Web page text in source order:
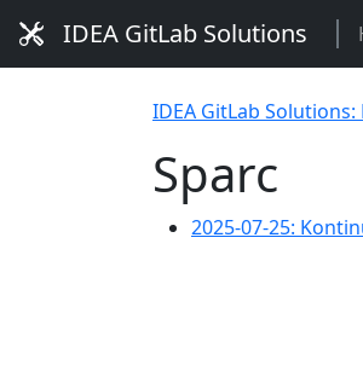
IDEA GitLab Solutions
IDEA GitLab
Sparc
2025-07-25: